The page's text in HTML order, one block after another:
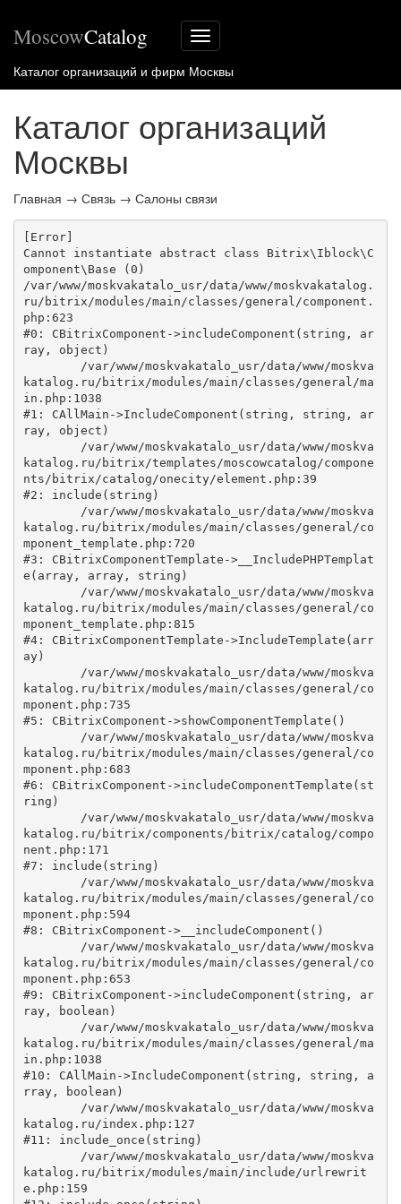
Меню
сайта
MoscowCatalog
Каталог организаций и фирм Москвы
Каталог организаций
Москвы
Главная → Связь → Салоны связи
[Error]
Cannot instantiate abstract class Bitrix\Iblock\C
omponent\Base (0)
/var/www/moskvakatalo_usr/data/www/moskvakatalog.
ru/bitrix/modules/main/classes/general/component.
php:623
#0: CBitrixComponent->includeComponent(string, ar
ray, object)
katalog.ru/bitrix/modules/main/classes/general/ma
in.php:1038
#1: CAllMain->IncludeComponent(string, string, ar
ray, object)
katalog.ru/bitrix/templates/moscowcatalog/compone
nts/bitrix/catalog/onecity/element.php:39
#2: include(string)
katalog.ru/bitrix/modules/main/classes/general/co
mponent_template.php:720
#3: CBitrixComponentTemplate->__IncludePHPTemplat
e(array, array, string)
katalog.ru/bitrix/modules/main/classes/general/co
mponent_template.php:815
#4: CBitrixComponentTemplate->IncludeTemplate(arr
ay)
katalog.ru/bitrix/modules/main/classes/general/co
mponent.php:735
#5: CBitrixComponent->showComponentTemplate()
katalog.ru/bitrix/modules/main/classes/general/co
mponent.php:683
#6: CBitrixComponent->includeComponentTemplate(st
ring)
katalog.ru/bitrix/components/bitrix/catalog/compo
nent.php:171
#7: include(string)
katalog.ru/bitrix/modules/main/classes/general/co
mponent.php:594
#8: CBitrixComponent->__includeComponent()
katalog.ru/bitrix/modules/main/classes/general/co
mponent.php:653
#9: CBitrixComponent->includeComponent(string, ar
ray, boolean)
katalog.ru/bitrix/modules/main/classes/general/ma
in.php:1038
#10: CAllMain->IncludeComponent(string, string, a
rray, boolean)
katalog.ru/index.php:127
#11: include_once(string)
katalog.ru/bitrix/modules/main/include/urlrewrit
e.php:159